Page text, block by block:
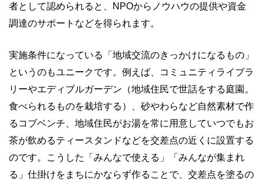
者として認められると、
NPOからノウハウの提供や資金
調達のサポートなどを得られます。
実施条件になっている「地域交流のきっかけになるもの」
というのもユニークです。例えば、コミュニティライブラ
リーやエディブルガーデン（地域住民で世話をする庭園。
食べられるものを栽培する）、砂やわらなど自然素材で作
るコブベンチ、地域住民がお湯を常に用意していつでもお
茶が飲めるティースタンドなどを交差点の近くに設置する
のです。こうした「みんなで使える」「みんなが集まれ
る」仕掛けをまちにかならず作ることで、交差点を塗るの